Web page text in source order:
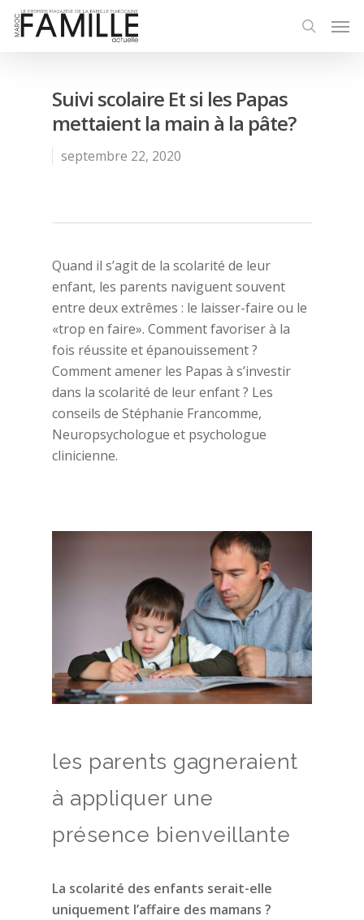
Suivi scolaire Et si les Papas
mettaient la main à la pâte?
septembre 22, 2020
Quand il s’agit de la scolarité de leur
enfant, les parents naviguent souvent
entre deux extrêmes : le laisser-faire ou le
«trop en faire». Comment favoriser à la
fois réussite et épanouissement ?
Comment amener les Papas à s’investir
dans la scolarité de leur enfant ? Les
conseils de Stéphanie Francomme,
Neuropsychologue et psychologue
clinicienne.
les parents gagneraient
à appliquer une
présence bienveillante
La scolarité des enfants serait-elle
uniquement l’affaire des mamans ?